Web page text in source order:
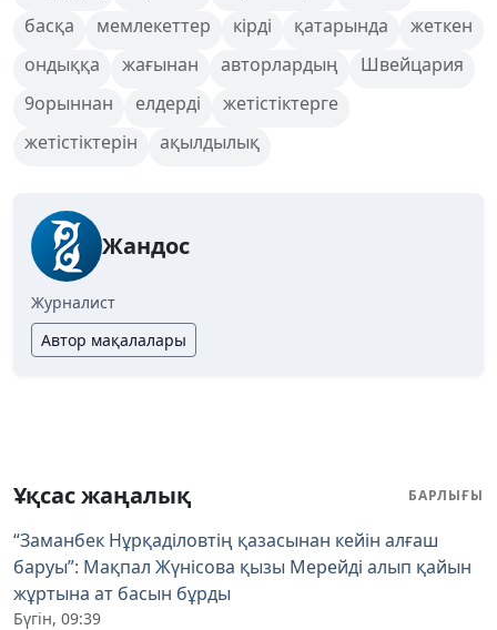
басқа
мемлекеттер кірді қатарында
жеткен
ондыққа
жағынан авторлардың
Швейцария
9орыннан
елдерді
жетістіктерге
жетістіктерін
ақылдылық
Жандос
Журналист
Автор мақалалары
Ұқсас жаңалық БАРЛЫҒЫ
“Заманбек Нұрқаділовтің қазасынан кейін алғаш
баруы”: Мақпал Жүнісова қызы Мерейді алып қайын
жұртына ат басын бұрды
Бүгін, 09:39